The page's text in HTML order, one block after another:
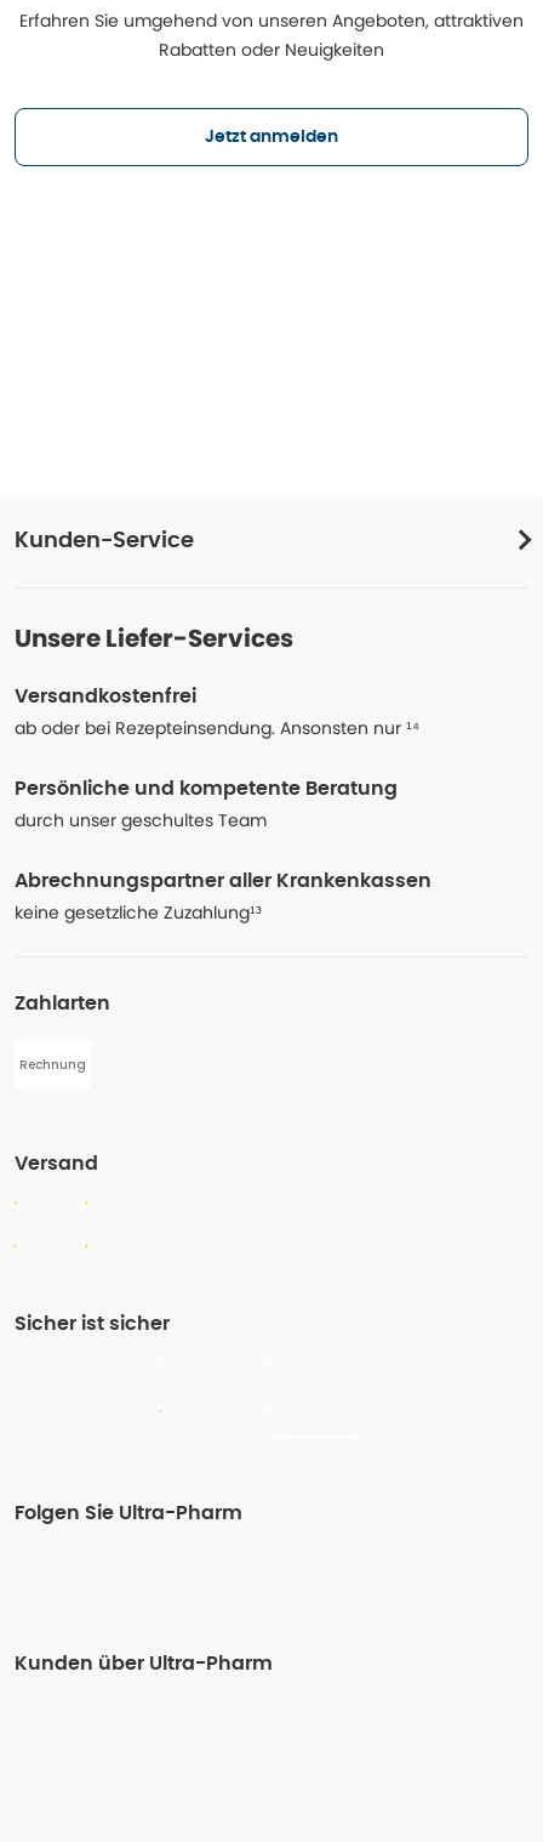
Erfahren Sie umgehend von unseren Angeboten, attraktiven
Rabatten oder Neuigkeiten
Jetzt anmelden
Kunden-Service
Unsere Liefer-Services
Versandkostenfrei
ab oder bei Rezepteinsendung. Ansonsten nur ¹⁴
Persönliche und kompetente Beratung
durch unser geschultes Team
Abrechnungspartner aller Krankenkassen
keine gesetzliche Zuzahlung¹³
Zahlarten
Rechnung
Versand
Sicher ist sicher
Folgen Sie Ultra-Pharm
Kunden über Ultra-Pharm